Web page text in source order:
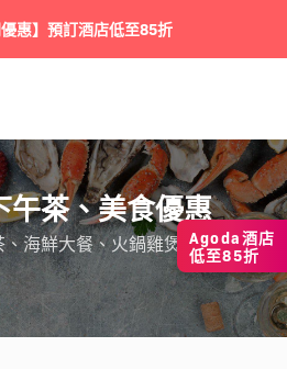
優惠】預訂酒店低至85折
茶、美食優惠
海鮮大餐、火鍋雞煲（月至月）
Agoda酒店
低至85折